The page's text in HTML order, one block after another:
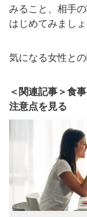
みること、相手
はじめてみましょ
気になる女性と
＜関連記事＞食
注意点を見る